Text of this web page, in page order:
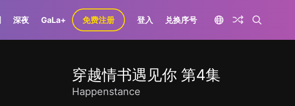
深夜 GaLa+ 免费注册 登入 兑换序号
穿越情书遇见你 第4集
Happenstance